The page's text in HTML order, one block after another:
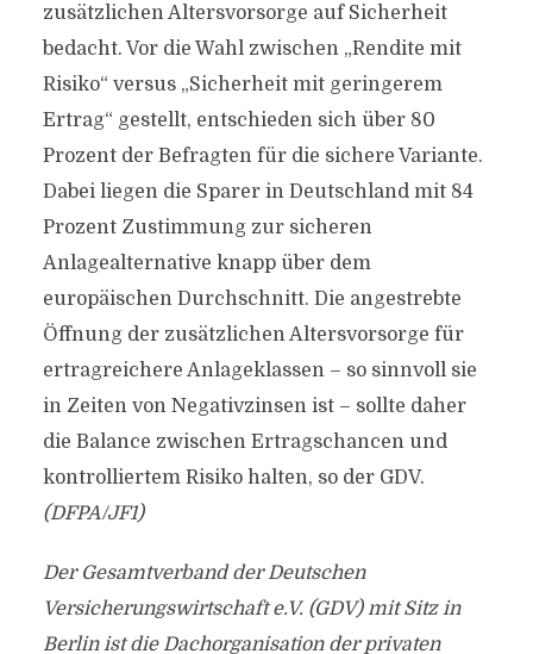
zusätzlichen Altersvorsorge auf Sicherheit
bedacht. Vor die Wahl zwischen „Rendite mit
Risiko“ versus „Sicherheit mit geringerem
Ertrag“ gestellt, entschieden sich über 80
Prozent der Befragten für die sichere Variante.
Dabei liegen die Sparer in Deutschland mit 84
Prozent Zustimmung zur sicheren
Anlagealternative knapp über dem
europäischen Durchschnitt. Die angestrebte
Öffnung der zusätzlichen Altersvorsorge für
ertragreichere Anlageklassen – so sinnvoll sie
in Zeiten von Negativzinsen ist – sollte daher
die Balance zwischen Ertragschancen und
kontrolliertem Risiko halten, so der GDV.
(DFPA/JF1)
Der Gesamtverband der Deutschen
Versicherungswirtschaft e.V. (GDV) mit Sitz in
Berlin ist die Dachorganisation der privaten